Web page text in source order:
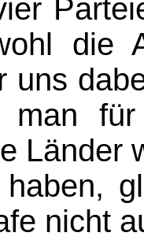
die
uns
man
Länder
nicht